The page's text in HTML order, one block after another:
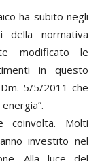
ha subito negli
della normativa
modificato le
in questo
5/5/2011 che
coinvolta. Molti
investito nel
Alla luce del